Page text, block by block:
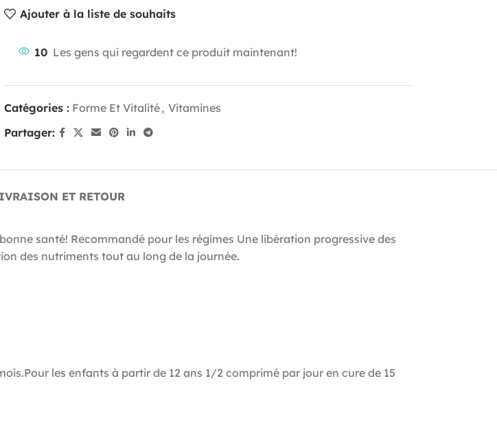
Ajouter à la liste de souhaits
10 Les gens qui regardent ce produit maintenant!
Catégories : Forme Et Vitalité, Vitamines
Partager:
ET RETOUR
santé! Recommandé pour les régimes Une libération progressive des
des nutriments tout au long de la journée.
les enfants à partir de 12 ans 1/2 comprimé par jour en cure de 15